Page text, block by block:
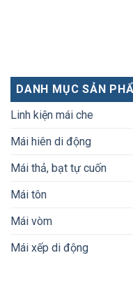
DANH MỤC SẢN
Linh kiện mái che
Mái hiên di động
Mái thả, bạt tự cuốn
Mái tôn
Mái vòm
Mái xếp di động